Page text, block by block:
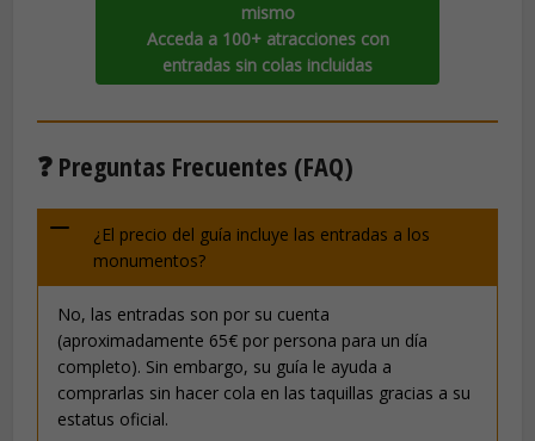
mismo
Acceda a 100+ atracciones con
entradas sin colas incluidas
❓ Preguntas Frecuentes (FAQ)
¿El precio del guía incluye las entradas a los
monumentos?
No, las entradas son por su cuenta
(aproximadamente 65€ por persona para un día
completo). Sin embargo, su guía le ayuda a
comprarlas sin hacer cola en las taquillas gracias a su
estatus oficial.